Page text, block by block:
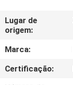
NÓS
EXCURSÃO
DA
Lugar de
origem:
Marca:
Certificação: